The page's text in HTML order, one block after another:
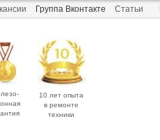
Группа Вконтакте Статьи
10 лет опыта
в ремонте
техники